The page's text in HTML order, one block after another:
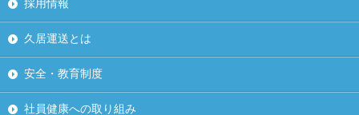
採用情報
久居運送とは
安全・教育制度
社員健康への取り組み